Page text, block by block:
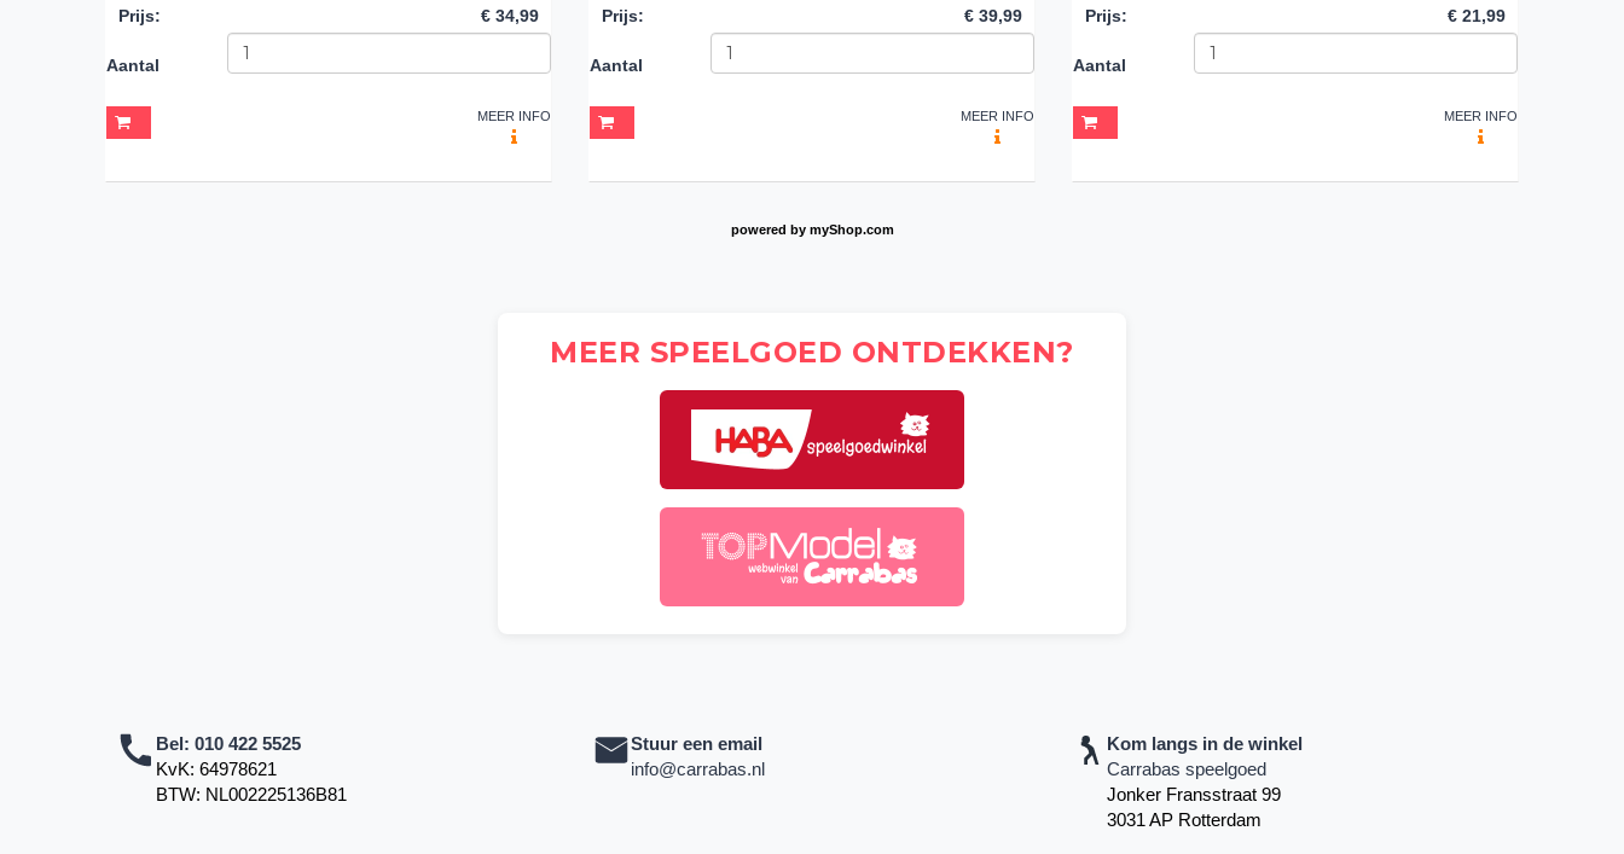
Prijs: € 34,99
Aantal
MEER INFO
Prijs: € 39,99
Aantal
MEER INFO
Prijs: € 21,99
Aantal
MEER INFO
powered by myShop.com
MEER SPEELGOED ONTDEKKEN?
Bel: 010 422 5525
KvK: 64978621
BTW: NL002225136B81
Stuur een email
info@carrabas.nl
Kom langs in de winkel
Carrabas speelgoed
Jonker Fransstraat 99
3031 AP Rotterdam